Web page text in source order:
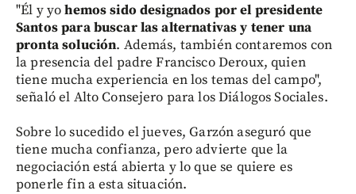
"Él y yohemos sido designados por el presidente
Santos para buscar las alternativas y tener una
pronta solución. Además, también contaremos con
la presencia del padre Francisco Deroux, quien
tiene mucha experiencia en los temas del campo",
señaló el Alto Consejero para los Diálogos Sociales.
Sobre lo sucedido el jueves, Garzón aseguró que
tiene mucha confianza, pero advierte que la
negociación está abierta y lo que se quiere es
ponerle fin a esta situación.